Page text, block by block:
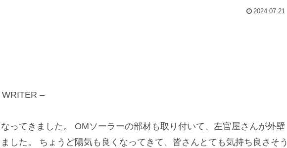
2024.07.21
–
ってきました。 OMソーラーの部材も取り付いて、左官屋さんが外壁
した。 ちょうど陽気も良くなってきて、皆さんとても気持ち良さそう